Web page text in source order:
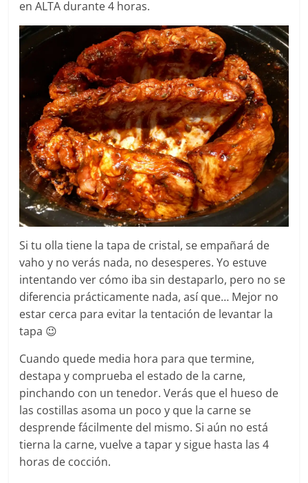
en ALTA durante 4 horas.
Si tu olla tiene la tapa de cristal, se empañará de
vaho y no verás nada, no desesperes. Yo estuve
intentando ver cómo iba sin destaparlo, pero no se
diferencia prácticamente nada, así que… Mejor no
estar cerca para evitar la tentación de levantar la
tapa 😉
Cuando quede media hora para que termine,
destapa y comprueba el estado de la carne,
pinchando con un tenedor. Verás que el hueso de
las costillas asoma un poco y que la carne se
desprende fácilmente del mismo. Si aún no está
tierna la carne, vuelve a tapar y sigue hasta las 4
horas de cocción.